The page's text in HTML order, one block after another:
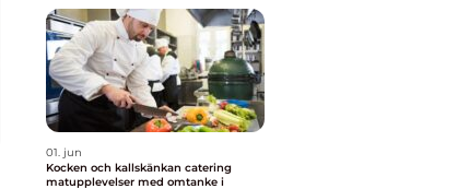
01. jun
Kocken och kallskänkan catering
matupplevelser med omtanke i